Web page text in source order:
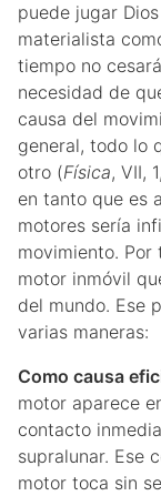
puede jugar
materialista
tiempo no
necesidad de
causa del
general, todo lo
otro (Física, VII,
en tanto que es
motores sería
movimiento.
motor inmóvil
del mundo. Ese
varias maneras:
Como causa
motor aparece
contacto
supralunar. Ese
motor toca sin